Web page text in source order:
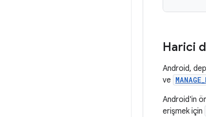
Harici
Android,
ve
Android'in
erişmek için